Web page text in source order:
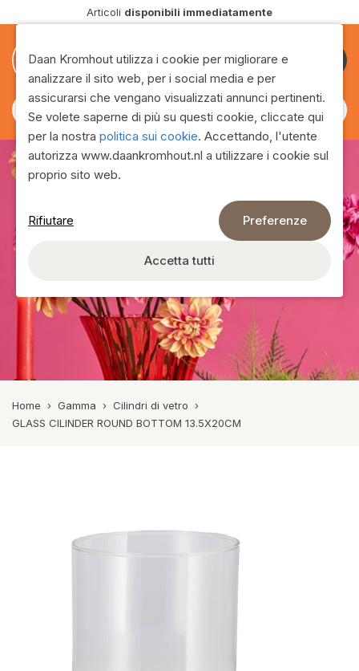
Articolidisponibili immediatamente
Diventa
cliente
Gamma
Home › Gamma › Cilindri di vetro ›
GLASS CILINDER ROUND BOTTOM 13.5X20CM
Daan Kromhout utilizza i cookie per migliorare e
analizzare il sito web, per i social media e per
assicurarsi che vengano visualizzati annunci pertinenti.
Se volete saperne di più su questi cookie, cliccate qui
per la nostra politica sui cookie. Accettando, l'utente
autorizza www.daankromhout.nl a utilizzare i cookie sul
proprio sito web.
Rifiutare Preferenze
Accetta tutti